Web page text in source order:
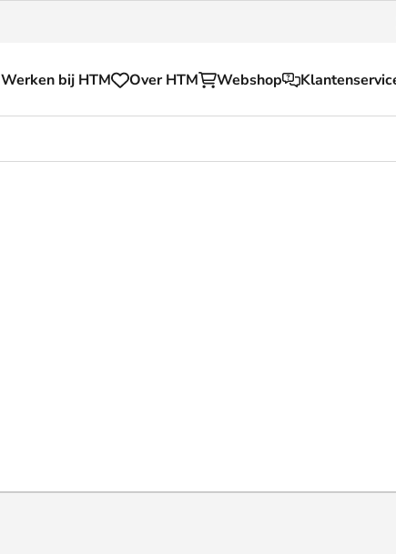
Werken bij HTM Over HTM Webshop